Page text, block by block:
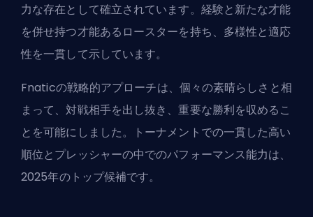
力な存在として確立されています。経験と新たな才能
を併せ持つ才能あるロースターを持ち、多様性と適応
性を一貫して示しています。
Fnaticの戦略的アプローチは、個々の素晴らしさと相
まって、対戦相手を出し抜き、重要な勝利を収めるこ
とを可能にしました。トーナメントでの一貫した高い
順位とプレッシャーの中でのパフォーマンス能力は、
2025年のトップ候補です。